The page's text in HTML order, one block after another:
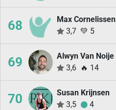
68
Max Cornelissen
3,7 💚 5
69
Alwyn Van Noije
3,6 🔥 14
70
Susan Krijnsen
3,5
4